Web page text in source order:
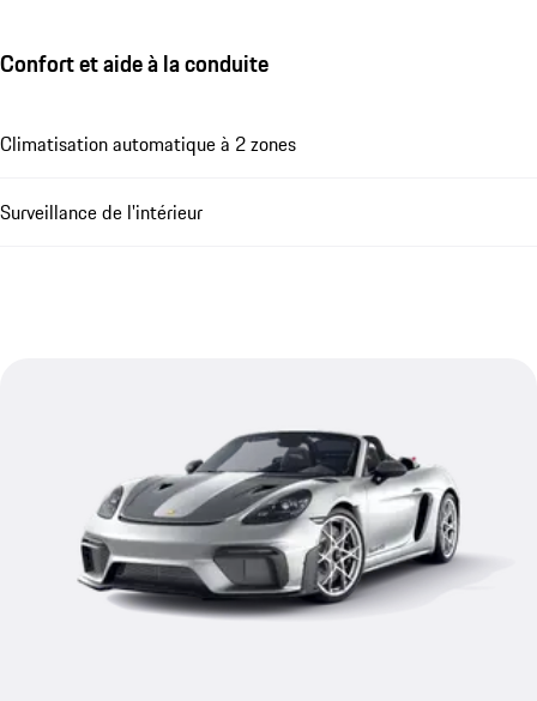
Confort et aide à la conduite
Climatisation automatique à 2 zones
Surveillance de l'intérieur